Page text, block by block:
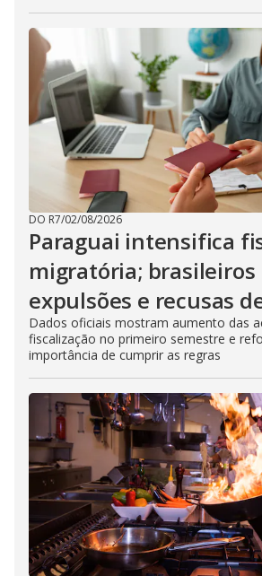
DO R7/02/08/2026
Paraguai intensifica
migratória;
expulsões e recusas
Dados oficiais mostram aumento das
fiscalização no primeiro semestre e
importância de cumprir as regras